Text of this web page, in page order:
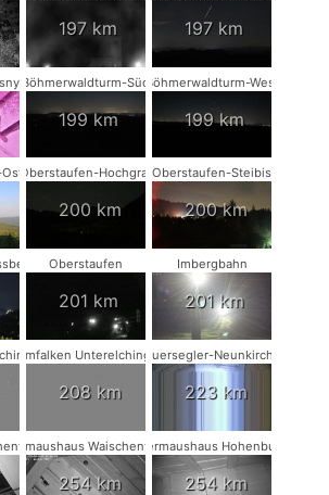
197 km 197 km
Böhmerwaldturm-Süd
199 km
Böhmerwaldturm-West
199 km
Oberstaufen-Hochgrat
200 km
Oberstaufen-Steibis
200 km
Oberstaufen
201 km
Imbergbahn
201 km
Turmfalken Unterelchingen
208 km
Mauersegler-Neunkirchen
223 km
#3 Waischenfeld #2
254 km
Fledermaushaus Hohenburg #1
254 km